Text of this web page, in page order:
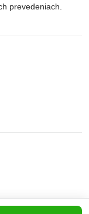
prevedeniach.